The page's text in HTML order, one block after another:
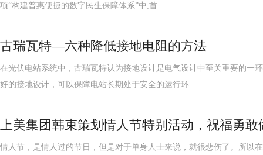
项“构建普惠便捷的数字民生保障体系”中,首
古瑞瓦特—六种降低接地电阻的方法
在光伏电站系统中，古瑞瓦特认为接地设计是电气设计中至关重要的一
好的接地设计，可以保障电站长期处于安全的运行环
上美集团韩束策划情人节特别活动，祝福勇
情人节，是情人过的节日，但是对于单身人士来说，就很悲伤了。所以